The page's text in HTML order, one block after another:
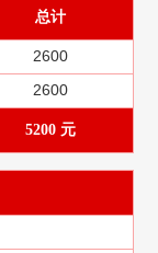
总计
2600
2600
5200 元